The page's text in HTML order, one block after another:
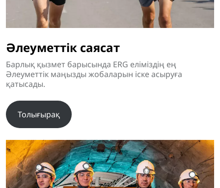
Әлеуметтік саясат
Барлық қызмет барысында ERG еліміздің ең
Әлеуметтік маңызды жобаларын іске асыруға
қатысады.
Толығырақ